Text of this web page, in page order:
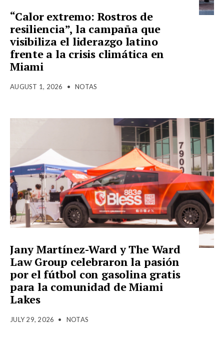
“Calor extremo: Rostros de
resiliencia”, la campaña que
visibiliza el liderazgo latino
frente a la crisis climática en
Miami
AUGUST 1, 2026 • NOTAS
Jany Martínez-Ward y The Ward
Law Group celebraron la pasión
por el fútbol con gasolina gratis
para la comunidad de Miami
Lakes
JULY 29, 2026 • NOTAS